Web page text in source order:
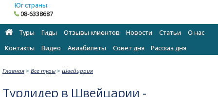
Юг страны:
08-6338687
Туры Гиды Отзывы клиентов Новости Статьи
О нас
Контакты
Видео Авиабилеты Cовет дня Рассказ дня
Главная > Все туры > Швейцария
Турлидер в Швейцарии -